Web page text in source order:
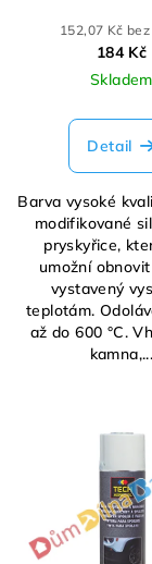
152,07 Kč
184 Kč
Skladem
Detail
Barva vysoké
modifikované
pryskyřice,
umožní
vystavený
teplotám.
až do 600 °C.
kamna,...